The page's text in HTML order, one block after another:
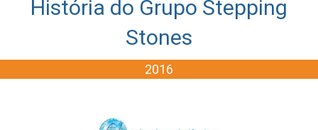
História do Grupo Stepping
Stones
2016